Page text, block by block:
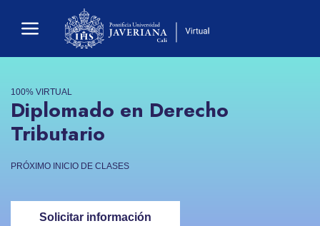
100% VIRTUAL
Diplomado en Derecho
Tributario
PRÓXIMO INICIO DE CLASES
Solicitar información